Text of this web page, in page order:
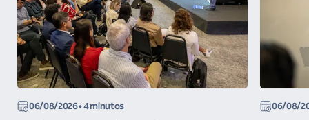
06/08/2026• 4 minutos 06/08/